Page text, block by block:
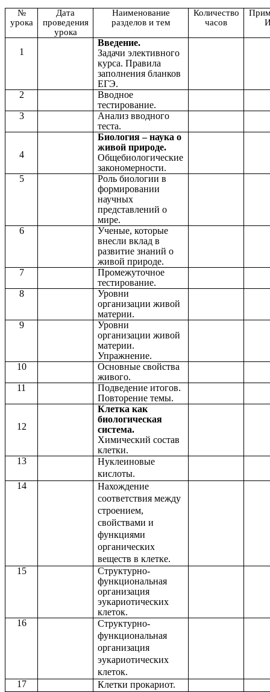
№
урока
Дата
проведения
урока
Наименование
разделов и тем
Количество
часов
1
Введение.
Задачи элективного
курса. Правила
заполнения бланков
ЕГЭ.
2
Вводное
тестирование.
3
Анализ вводного
теста.
4
Биология – наука о
живой природе.
Общебиологические
закономерности.
5
Роль биологии в
формировании
научных
представлений о
мире.
6
Ученые, которые
внесли вклад в
развитие знаний о
живой природе.
7
Промежуточное
тестирование.
8
Уровни
организации живой
материи.
9
Уровни
организации живой
материи.
Упражнение.
10
Основные свойства
живого.
11
Подведение итогов.
Повторение темы.
12
Клетка как
биологическая
система.
Химический состав
клетки.
13
Нуклеиновые
кислоты.
14
Нахождение
соответствия между
строением,
свойствами и
функциями
органических
веществ в клетке.
15
Структурно-
функциональная
организация
эукариотических
клеток.
16
Структурно-
функциональная
организация
эукариотических
клеток.
17
Клетки прокариот.